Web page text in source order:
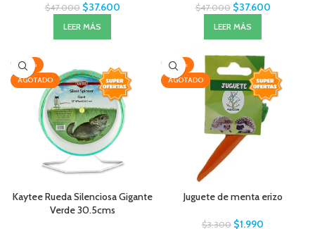
$47.000 $37.600
LEER MÁS
$47.000 $37.600
LEER MÁS
-20%
AGOTADO
Kaytee Rueda Silenciosa Gigante
Verde 30.5cms
-40%
AGOTADO
Juguete de menta erizo
$3.300 $1.990